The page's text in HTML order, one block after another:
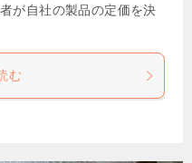
が自社の製品の定価を決
む